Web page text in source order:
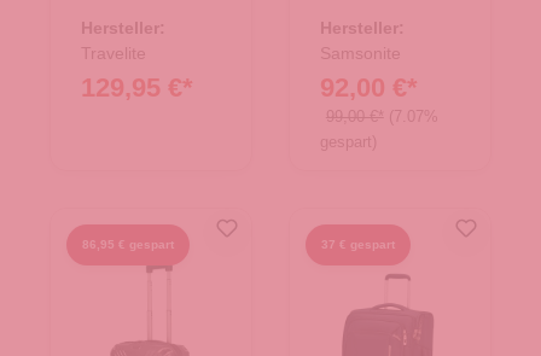
Hersteller:
Travelite
129,95 €*
Hersteller:
Samsonite
92,00 €*
99,00 €* (7.07%
gespart)
86,95 € gespart 37 € gespart